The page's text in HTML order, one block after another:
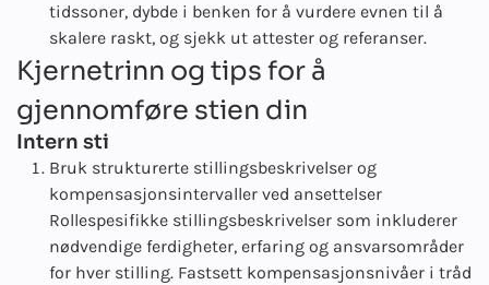
tidssoner, dybde i benken for å vurdere evnen til å
skalere raskt, og sjekk ut attester og referanser.
Kjernetrinn og tips for å
gjennomføre stien din
Intern sti
Bruk strukturerte stillingsbeskrivelser og
kompensasjonsintervaller ved ansettelser
Rollespesifikke stillingsbeskrivelser som inkluderer
nødvendige ferdigheter, erfaring og ansvarsområder
for hver stilling. Fastsett kompensasjonsnivåer i tråd